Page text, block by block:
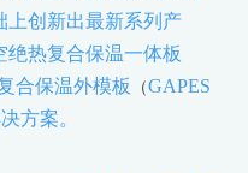
上创新出最新系列产
热复合保温一体板
合保温外模板 （GAPES
方案。